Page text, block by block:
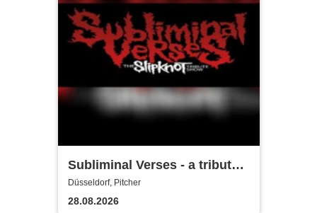
Subliminal Verses - a tribute
to Slipknot
Düsseldorf, Pitcher
28.08.2026